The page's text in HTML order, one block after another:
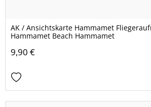
AK / Ansichtskarte Hammamet
Hammamet Beach Hammamet
9,90 €